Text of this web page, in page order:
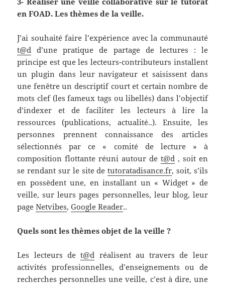
en FOAD. Les thèmes de la veille.
J’ai souhaité faire l’expérience avec la communauté
t@d d’une pratique de partage de lectures : le
principe est que les lecteurs-contributeurs installent
un plugin dans leur navigateur et saisissent dans
une fenêtre un descriptif court et certain nombre de
mots clef (les fameux tags ou libellés) dans l’objectif
d’indexer et de faciliter les lecteurs à lire la
ressources (publications, actualité..). Ensuite, les
personnes prennent connaissance des articles
sélectionnés par ce « comité de lecture » à
composition flottante réuni autour de t@d, soit en
se rendant sur le site detutoratadisance.fr, soit, s’ils
en possèdent une, en installant un « Widget » de
veille, sur leurs pages personnelles, leur blog, leur
pageNetvibes,Google Reader..
Quels sont les thèmes objet de la veille ?
Les lecteurs det@d réalisent au travers de leur
activités professionnelles, d’enseignements ou de
recherches personnelles une veille, c’est à dire, une